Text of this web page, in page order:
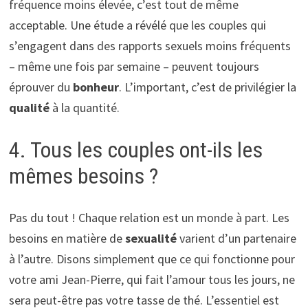
fréquence moins élevée, c’est tout de même
acceptable. Une étude a révélé que les couples qui
s’engagent dans des rapports sexuels moins fréquents
– même une fois par semaine – peuvent toujours
éprouver du bonheur. L’important, c’est de privilégier la
qualitéà la quantité.
4. Tous les couples ont-ils les
mêmes besoins ?
Pas du tout ! Chaque relation est un monde à part. Les
besoins en matière desexualitévarient d’un partenaire
à l’autre. Disons simplement que ce qui fonctionne pour
votre ami Jean-Pierre, qui fait l’amour tous les jours, ne
sera peut-être pas votre tasse de thé. L’essentiel est